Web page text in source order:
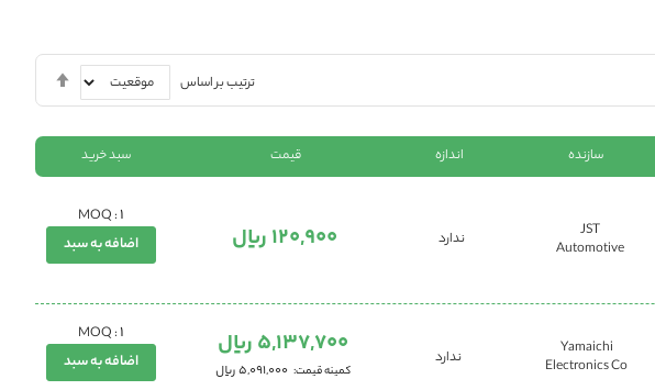
ترتیب بر اساس
نزولی
سازنده اندازه قیمت سبد خرید
JST
Automotive
ندارد 120,900 ریال
MOQ : 1
اضافه به سبد
Yamaichi
Electronics Co
ندارد 5,137,700 ریال
کمینه قیمت 5,091,000 ریال
MOQ : 1
اضافه به سبد